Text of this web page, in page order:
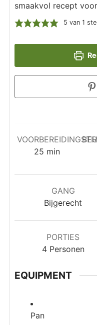
smaakvol recept
5 van 1
25minuten
min
GANG
Bijgerecht
PORTIES
4 Personen
EQUIPMENT
Pan